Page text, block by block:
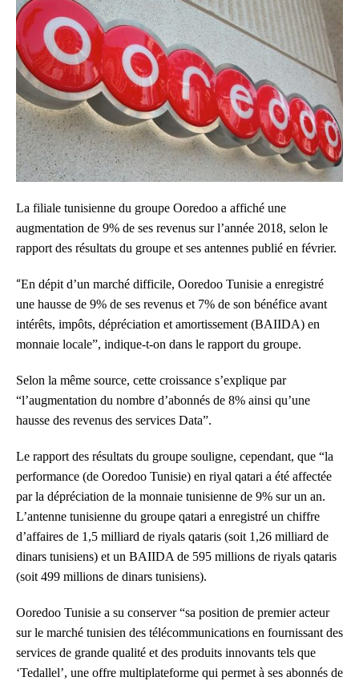
La filiale tunisienne du groupe Ooredoo a affiché une
augmentation de 9% de ses revenus sur l’année 2018, selon le
rapport des résultats du groupe et ses antennes publié en février.
“En dépit d’un marché difficile, Ooredoo Tunisie a enregistré
une hausse de 9% de ses revenus et 7% de son bénéfice avant
intérêts, impôts, dépréciation et amortissement (BAIIDA) en
monnaie locale”, indique-t-on dans le rapport du groupe.
Selon la même source, cette croissance s’explique par
“l’augmentation du nombre d’abonnés de 8% ainsi qu’une
hausse des revenus des services Data”.
Le rapport des résultats du groupe souligne, cependant, que “la
performance (de Ooredoo Tunisie) en riyal qatari a été affectée
par la dépréciation de la monnaie tunisienne de 9% sur un an.
L’antenne tunisienne du groupe qatari a enregistré un chiffre
d’affaires de 1,5 milliard de riyals qataris (soit 1,26 milliard de
dinars tunisiens) et un BAIIDA de 595 millions de riyals qataris
(soit 499 millions de dinars tunisiens).
Ooredoo Tunisie a su conserver “sa position de premier acteur
sur le marché tunisien des télécommunications en fournissant des
services de grande qualité et des produits innovants tels que
‘Tedallel’, une offre multiplateforme qui permet à ses abonnés de